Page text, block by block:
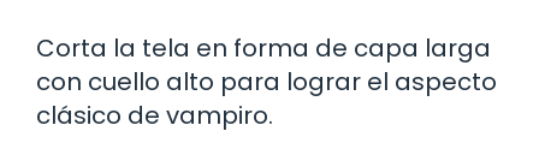
Corta la tela en forma de capa larga
con cuello alto para lograr el aspecto
clásico de vampiro.